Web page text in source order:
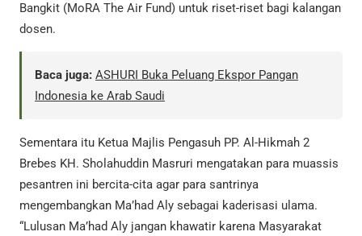
Bangkit (MoRA The Air Fund) untuk riset-riset bagi kalangan
dosen.
Baca juga: ASHURI Buka Peluang Ekspor Pangan
Indonesia ke Arab Saudi
Sementara itu Ketua Majlis Pengasuh PP. Al-Hikmah 2
Brebes KH. Sholahuddin Masruri mengatakan para muassis
pesantren ini bercita-cita agar para santrinya
mengembangkan Ma’had Aly sebagai kaderisasi ulama.
“Lulusan Ma’had Aly jangan khawatir karena Masyarakat